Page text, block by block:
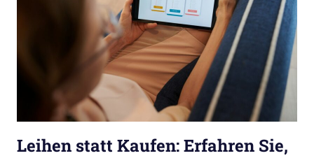
Leihen statt Kaufen: Erfahren Sie,